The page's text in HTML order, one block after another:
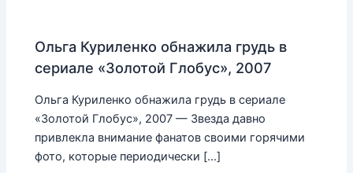
Ольга Куриленко обнажила грудь в
сериале «Золотой Глобус», 2007
Ольга Куриленко обнажила грудь в сериале
«Золотой Глобус», 2007 — Звезда давно
привлекла внимание фанатов своими горячими
фото, которые периодически […]